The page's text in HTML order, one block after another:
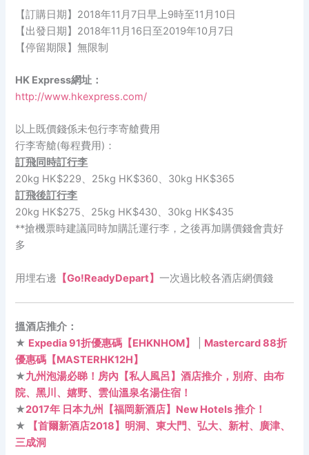
【訂購日期】2018年11月7日早上9時至11月10日
【出發日期】2018年11月16日至2019年10月7日
【停留期限】無限制
HK Express網址：
http://www.hkexpress.com/
以上既價錢係未包行李寄艙費用
行李寄艙(每程費用)：
訂飛同時訂行李
20kg HK$229、25kg HK$360、30kg HK$365
訂飛後訂行李
20kg HK$275、25kg HK$430、30kg HK$435
**搶機票時建議同時加購託運行李，之後再加購價錢會貴好
多
用埋右邊 【Go!ReadyDepart】一次過比較各酒店網價錢
搵酒店推介：
★ Expedia 91折優惠碼【EHKNHOM】
Mastercard 88折
優惠碼【MASTERHK12H】
★九州泡湯必睇！房內【私人風呂】酒店推介，別府、由布
院、黑川、嬉野、雲仙溫泉名湯住宿！
★2017年 日本九州【福岡新酒店】New Hotels 推介！
★
【首爾新酒店2018】明洞、東大門、弘大、新村、廣津、
三成洞